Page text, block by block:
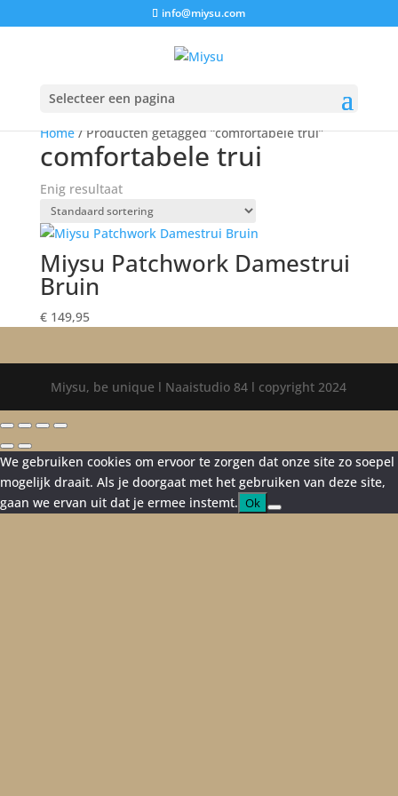
info@miysu.com
Selecteer een pagina
Home/ Producten getagged “comfortabele trui”
comfortabele trui
Enig resultaat
Miysu Patchwork Damestrui
Bruin
€149,95
Miysu, be unique l Naaistudio 84 l copyright 2024
We gebruiken cookies om ervoor te zorgen dat onze site zo soepel
mogelijk draait. Als je doorgaat met het gebruiken van deze site,
gaan we ervan uit dat je ermee instemt. Ok